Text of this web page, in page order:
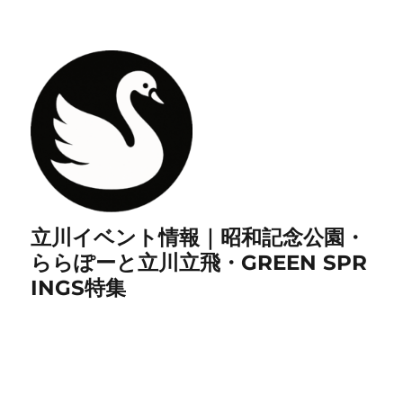
立川イベント情報｜昭和記念公園・
ららぽーと立川立飛・GREEN SPR
INGS特集